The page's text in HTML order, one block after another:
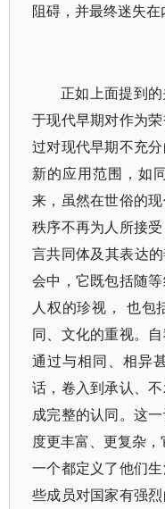
阻碍，并最终迷失在
正如上面提到
于现代早期对作为
过对现代早期不充
新的应用范围，如
来，虽然在世俗的
秩序不再为人所接
言共同体及其表达
会中，它既包括随
人权的珍视， 也包
同、文化的重视。
通过与相同、相异
话，卷入到承认、
成完整的认同。这
度更丰富、更复杂
一个都定义了他们
些成员对国家有强